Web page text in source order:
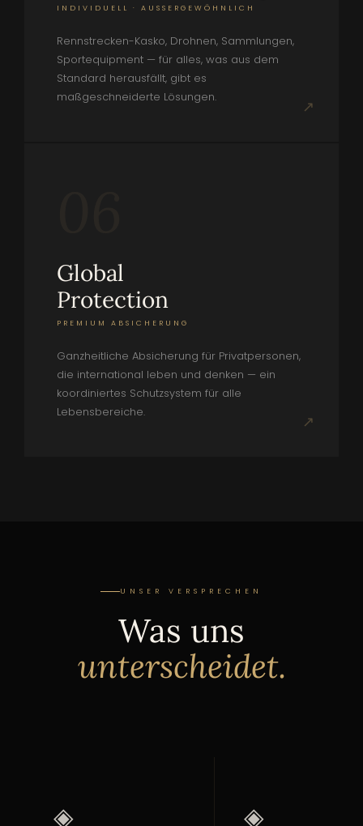
INDIVIDUELL · AUSSERGEWÖHNLICH
Rennstrecken-Kasko, Drohnen, Sammlungen,
Sportequipment — für alles, was aus dem
Standard herausfällt, gibt es
maßgeschneiderte Lösungen.
↗
Global
Protection
PREMIUM ABSICHERUNG
Ganzheitliche Absicherung für Privatpersonen,
die international leben und denken — ein
koordiniertes Schutzsystem für alle
Lebensbereiche.
↗
UNSER VERSPRECHEN
Was uns
unterscheidet.
◈ ◈